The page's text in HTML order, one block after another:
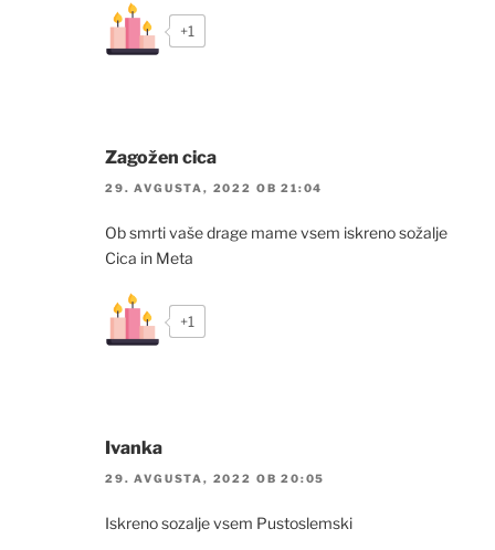
+1
Zagožen cica
29. AVGUSTA, 2022 OB 21:04
Ob smrti vaše drage mame vsem iskreno sožalje
Cica in Meta
+1
Ivanka
29. AVGUSTA, 2022 OB 20:05
Iskreno sozalje vsem Pustoslemski